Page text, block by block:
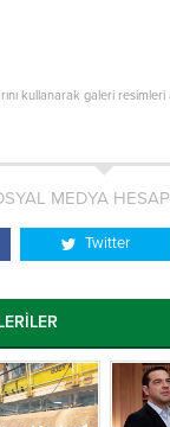
kullanarak galeri resimleri
MEDYA
Twitter